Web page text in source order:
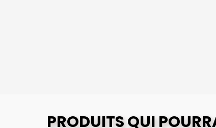
PRODUITS QUI